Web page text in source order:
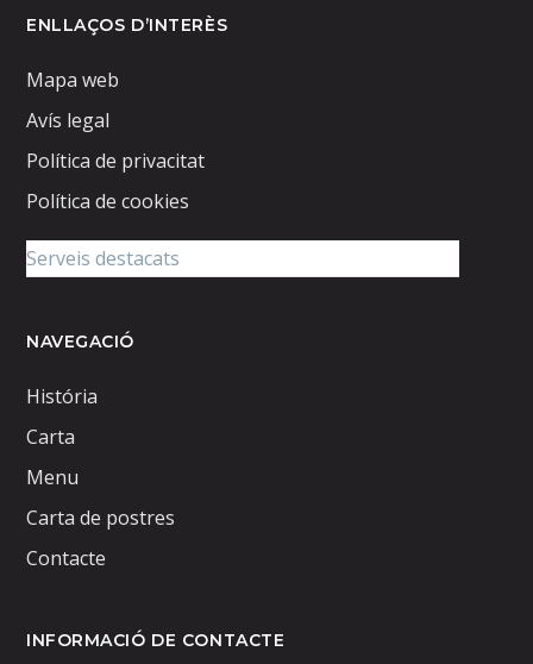
ENLLAÇOS D’INTERÈS
Mapa web
Avís legal
Política de privacitat
Política de cookies
NAVEGACIÓ
História
Carta
Menu
Carta de postres
Contacte
INFORMACIÓ DE CONTACTE